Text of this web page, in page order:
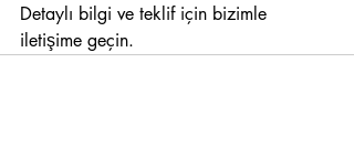
Detaylı bilgi ve teklif için bizimle
iletişime geçin.